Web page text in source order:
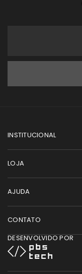
INSTITUCIONAL
LOJA
AJUDA
CONTATO
DESENVOLVIDO POR